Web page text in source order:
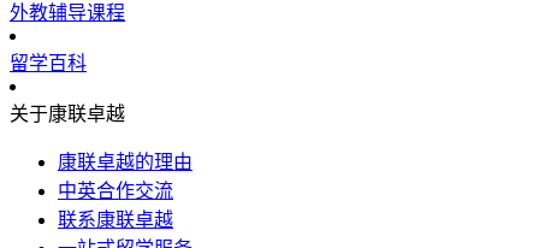
外教辅导课程
留学百科
关于康联卓越
康联卓越的理由
中英合作交流
联系康联卓越